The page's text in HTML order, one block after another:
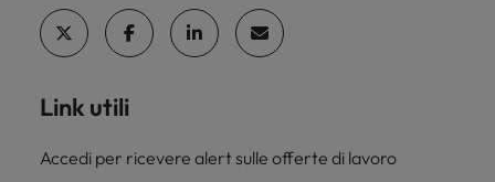
Link utili
Accedi per ricevere alert sulle offerte di lavoro